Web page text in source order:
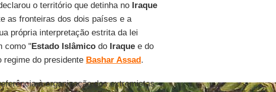
o território que detinha no Iraque
as fronteiras dos dois países e a
própria interpretação estrita da lei
como "Estado Islâmicodo Iraquee do
do presidente Bashar Assad.
à organização dos extremistas